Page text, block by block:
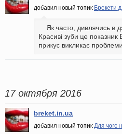
добавил новый топик Брекети
Як часто, дивлячись в
Красиві зуби це показник
прикус викликає
17 октября 2016
breket.in.ua
добавил новый топик Для чого